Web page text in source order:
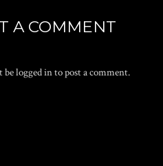
A COMMENT
belogged into post a comment.